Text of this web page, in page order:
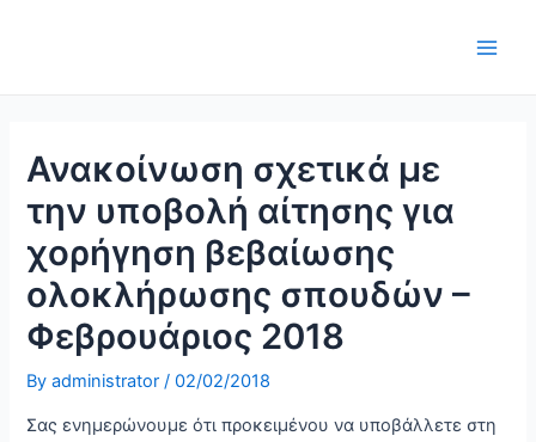
Ανακοίνωση σχετικά με
την υποβολή αίτησης για
χορήγηση βεβαίωσης
ολοκλήρωσης σπουδών –
Φεβρουάριος 2018
Byadministrator/02/02/2018
Σας ενημερώνουμε ότι προκειμένου να υποβάλλετε στη